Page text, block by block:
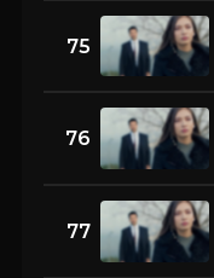
75
76
77